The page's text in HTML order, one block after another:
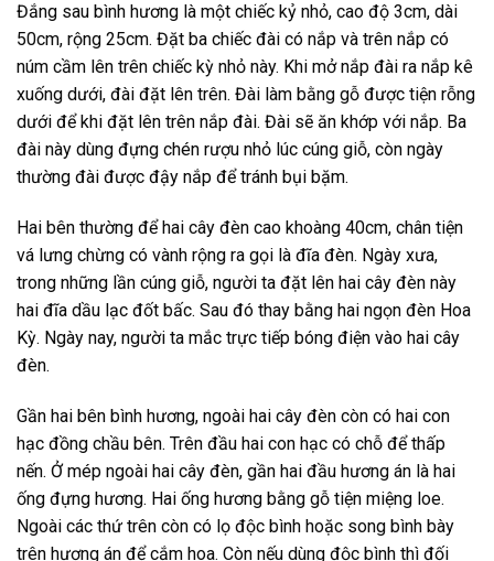
Đắng sau bình hương là một chiếc kỷ nhỏ, cao độ 3cm, dài
50cm, rộng 25cm. Đặt ba chiếc đài có nắp và trên nắp có
núm cầm lên trên chiếc kỳ nhỏ này. Khi mở nắp đài ra nắp kê
xuống dưới, đài đặt lên trên. Đài làm bằng gỗ được tiện rỗng
dưới để khi đặt lên trên nắp đài. Đài sẽ ăn khớp với nắp. Ba
đài này dùng đựng chén rượu nhỏ lúc cúng giỗ, còn ngày
thường đài được đậy nắp để tránh bụi bặm.
Hai bên thường để hai cây đèn cao khoàng 40cm, chân tiện
vá lưng chừng có vành rộng ra gọi là đĩa đèn. Ngày xưa,
trong những lần cúng giỗ, người ta đặt lên hai cây đèn này
hai đĩa dầu lạc đốt bấc. Sau đó thay bằng hai ngọn đèn Hoa
Kỳ. Ngày nay, người ta mắc trực tiếp bóng điện vào hai cây
đèn.
Gần hai bên bình hương, ngoài hai cây đèn còn có hai con
hạc đồng chầu bên. Trên đầu hai con hạc có chỗ để thấp
nến. Ở mép ngoài hai cây đèn, gần hai đầu hương án là hai
ống đựng hương. Hai ống hương bằng gỗ tiện miệng loe.
Ngoài các thứ trên còn có lọ độc bình hoặc song bình bày
trên hương án để cắm hoa. Còn nếu dùng độc bình thì đối